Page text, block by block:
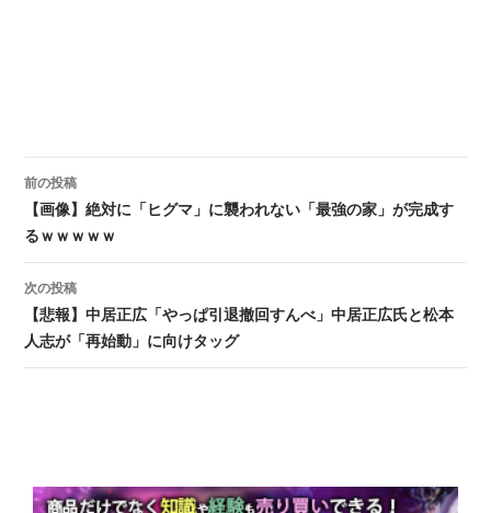
投稿ナビゲーション
前の投稿
【画像】絶対に「ヒグマ」に襲われない「最強の家」が完成す
るｗｗｗｗｗ
次の投稿
【悲報】中居正広「やっぱ引退撤回すんべ」中居正広氏と松本
人志が「再始動」に向けタッグ